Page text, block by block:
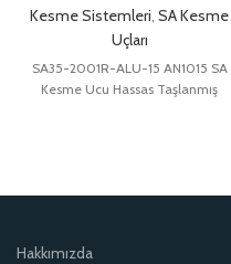
Kesme Sistemleri, SA Kesme
Uçları
SA35-2001R-ALU-15 AN1015 SA
Kesme Ucu Hassas Taşlanmış
Hakkımızda